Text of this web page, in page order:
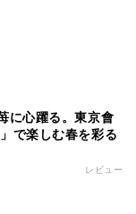
に心躍る。東京會
で楽しむ春を彩る
レビュー